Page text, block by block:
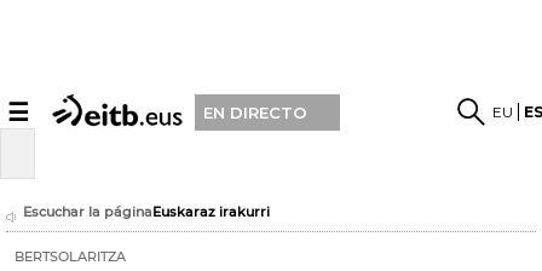
☰ EN DIRECTO EU
Escuchar la páginaEuskaraz irakurri
BERTSOLARITZA